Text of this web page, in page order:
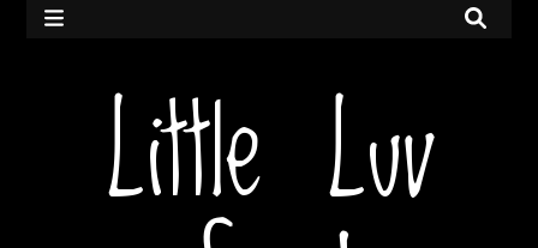
Little Luv